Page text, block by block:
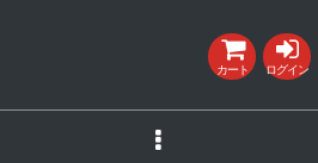
カート ログイン